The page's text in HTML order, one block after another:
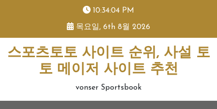
10:34:04 PM
목요일, 6th 8월 2026
스포츠토토 사이트 순위, 사설 토
토 메이저 사이트 추천
vonser Sportsbook